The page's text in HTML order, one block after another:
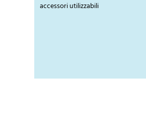
accessori utilizzabili